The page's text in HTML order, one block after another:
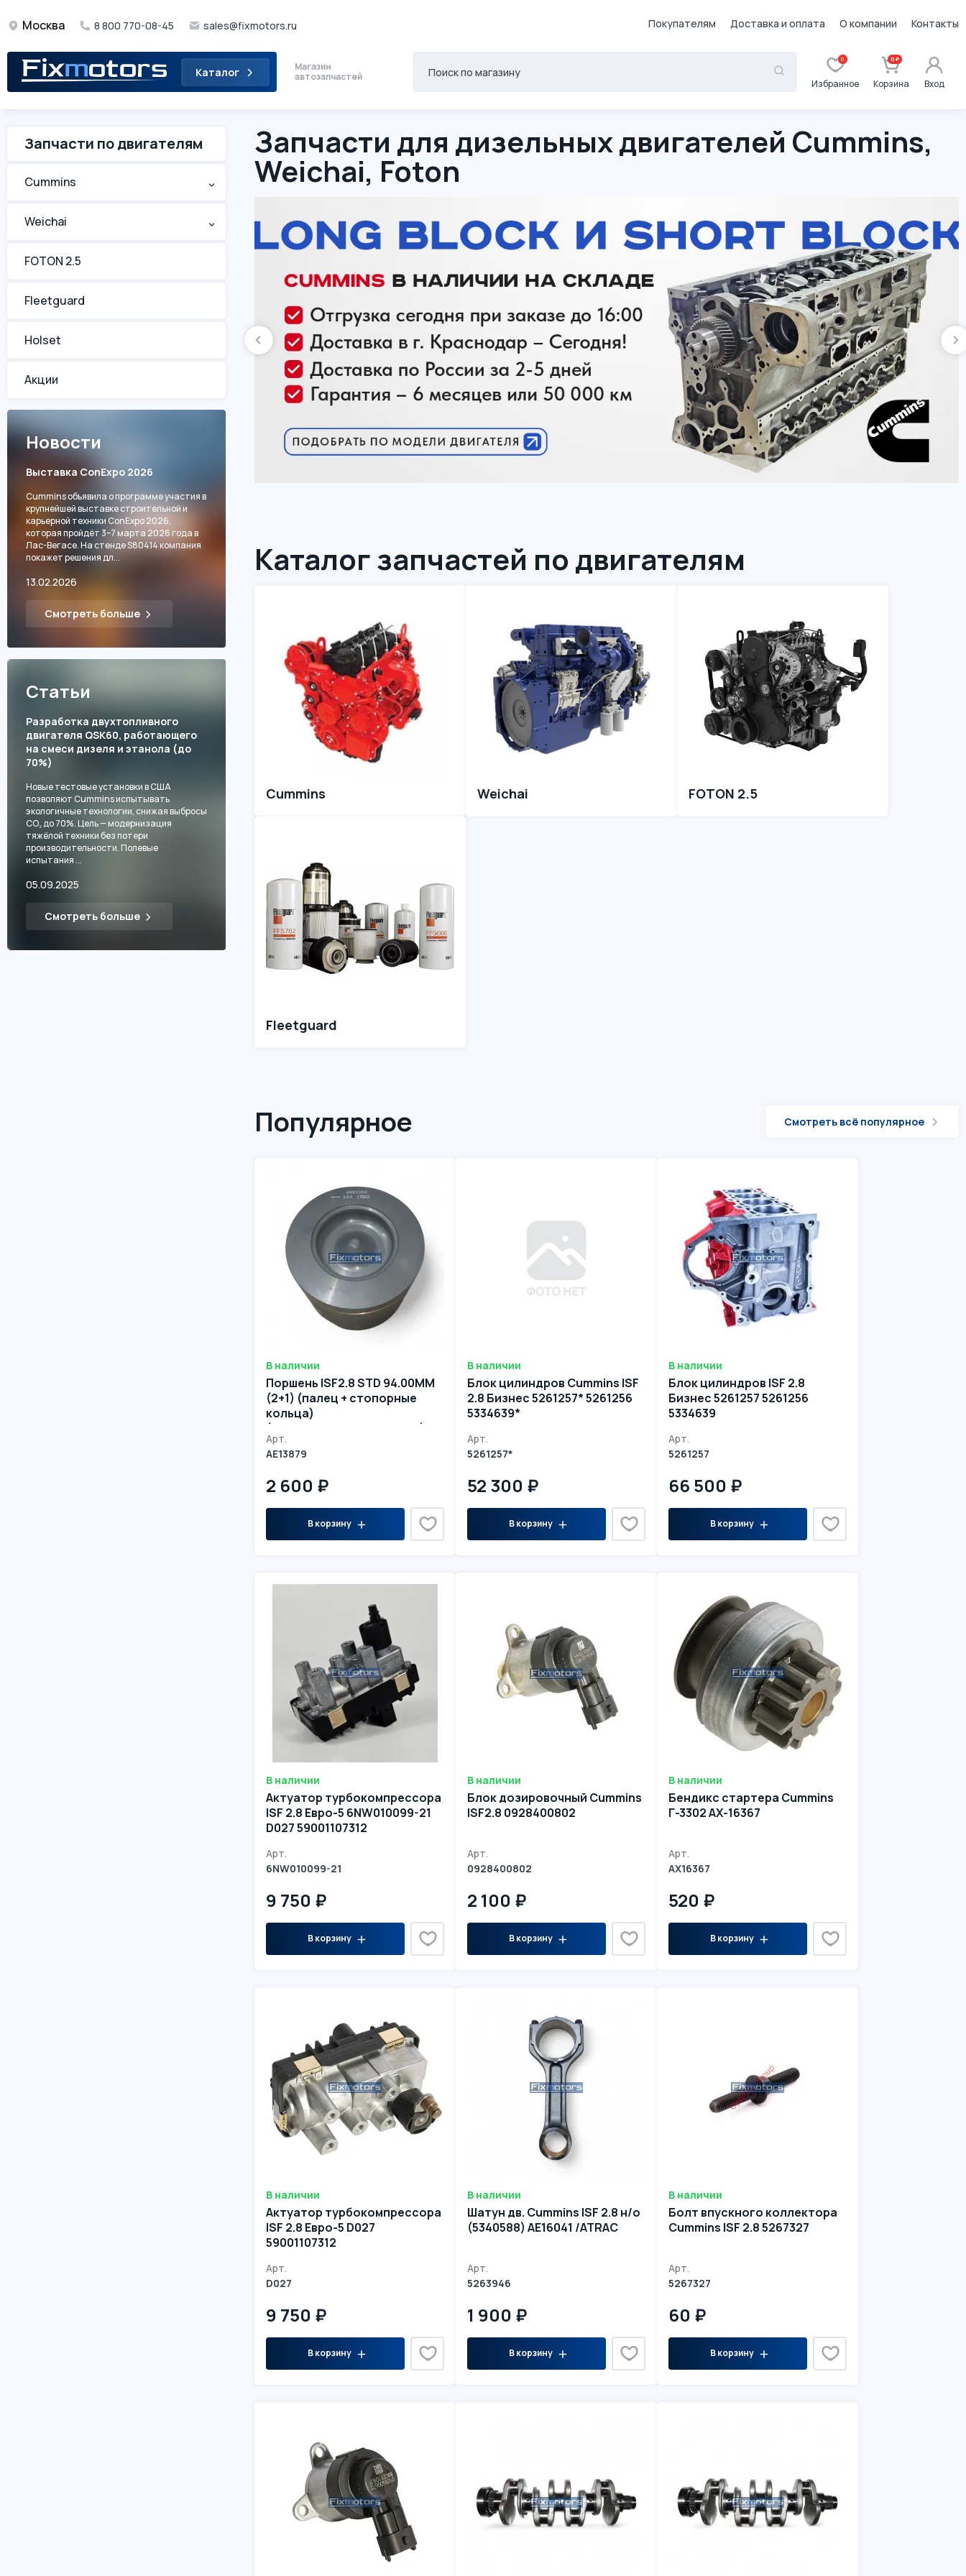
Москва 8 800 770-08-45 sales@fixmotors.ru Покупателям Доставка и оплата О компании Контакты
Каталог
Магазин
автозапчастей
0
Избранное
0 ₽
Корзина Вход
Запчасти по двигателям
Cummins ^
Weichai ^
FOTON 2.5
Fleetguard
Holset
Акции
Новости
Выставка ConExpo 2026
Cummins объявила о программе участия в
крупнейшей выставке строительной и
карьерной техники ConExpo 2026,
которая пройдёт 3–7 марта 2026 года в
Лас-Вегасе. На стенде S80414 компания
покажет решения дл...
13.02.2026
Смотреть больше
Статьи
Разработка двухтопливного
двигателя QSK60, работающего
на смеси дизеля и этанола (до
70%)
Новые тестовые установки в США
позволяют Cummins испытывать
экологичные технологии, снижая выбросы
CO₂ до 70%. Цель — модернизация
тяжёлой техники без потери
производительности. Полевые
испытания ...
05.09.2025
Смотреть больше
Запчасти для дизельных двигателей Cummins,
Weichai, Foton
Каталог запчастей по двигателям
Cummins Weichai FOTON 2.5
Fleetguard
Популярное Смотреть всё популярное
В наличии
Поршень ISF2.8 STD 94.00MM
(2+1) (палец + стопорные
кольца)
(5446506+5257057+5311011)
Арт.
AE13879
2 600 ₽
В корзину
В наличии
Блок цилиндров Cummins ISF
2.8 Бизнес 5261257* 5261256
5334639*
Арт.
5261257*
52 300 ₽
В корзину
В наличии
Блок цилиндров ISF 2.8
Бизнес 5261257 5261256
5334639
Арт.
5261257
66 500 ₽
В корзину
В наличии
Актуатор турбокомпрессора
ISF 2.8 Евро-5 6NW010099-21
D027 59001107312
Арт.
6NW010099-21
9 750 ₽
В корзину
В наличии
Блок дозировочный Cummins
ISF2.8 0928400802
Арт.
0928400802
2 100 ₽
В корзину
В наличии
Бендикс стартера Cummins
Г-3302 AX-16367
Арт.
AX16367
520 ₽
В корзину
В наличии
Актуатор турбокомпрессора
ISF 2.8 Евро-5 D027
59001107312
Арт.
D027
9 750 ₽
В корзину
В наличии
Шатун дв. Cummins ISF 2.8 н/о
(5340588) AE16041 /ATRAC
Арт.
5263946
1 900 ₽
В корзину
В наличии
Болт впускного коллектора
Cummins ISF 2.8 5267327
Арт.
5267327
60 ₽
В корзину